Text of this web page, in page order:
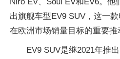
出旗舰车型EV9 SUV，这一
在欧洲市场销量目标的重要推
EV9 SUV是继2021年推